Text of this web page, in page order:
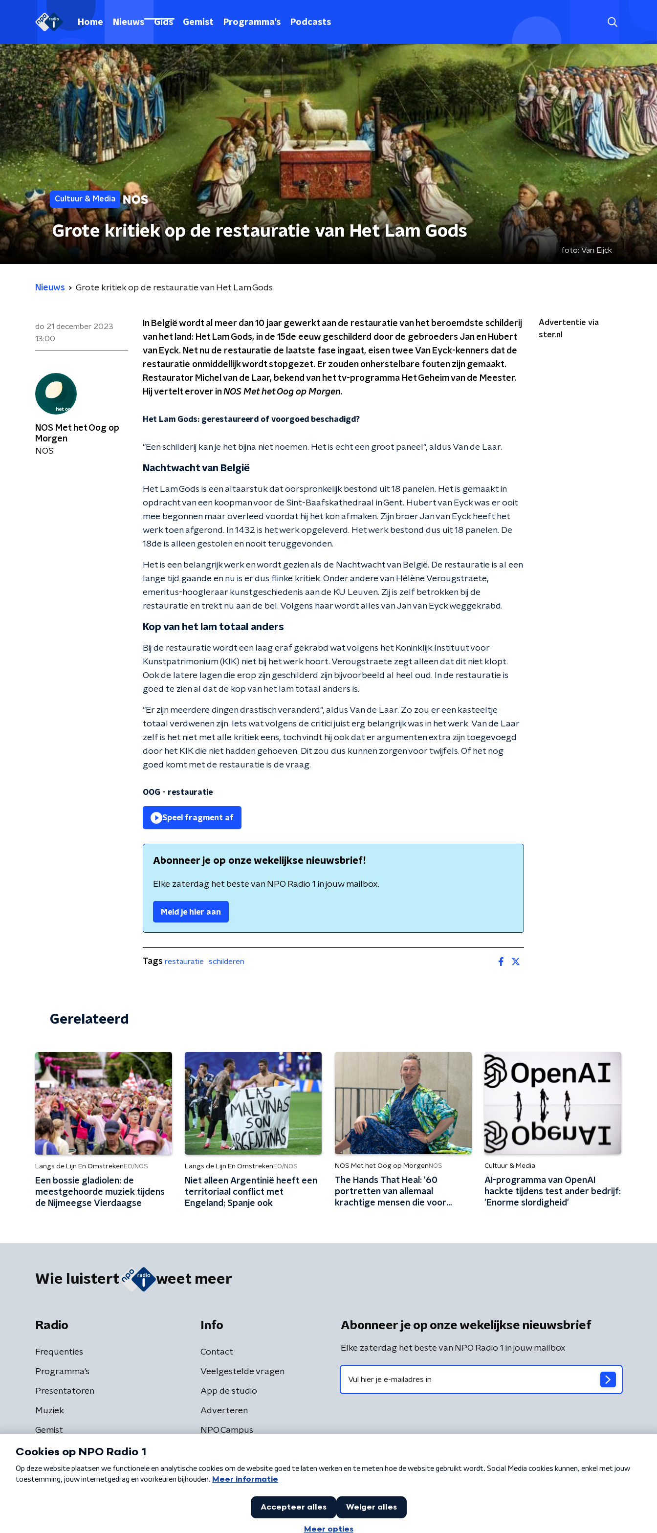
Home Nieuws Gids Gemist Programma's Podcasts
Cultuur & Media
Grote kritiek op de restauratie van Het Lam Gods
foto: Van Eijck
Nieuws Grote kritiek op de restauratie van Het Lam Gods
do 21 december 2023
13:00
In België wordt al meer dan 10 jaar gewerkt aan de restauratie van het beroemdste schilderij
van het land: Het Lam Gods, in de 15de eeuw geschilderd door de gebroeders Jan en Hubert
van Eyck. Net nu de restauratie de laatste fase ingaat, eisen twee Van Eyck-kenners dat de
restauratie onmiddellijk wordt stopgezet. Er zouden onherstelbare fouten zijn gemaakt.
Restaurator Michel van de Laar, bekend van het tv-programma Het Geheim van de Meester.
Hij vertelt erover inNOS Met het Oog op Morgen.
Het Lam Gods: gerestaureerd of voorgoed beschadigd?
"Een schilderij kan je het bijna niet noemen. Het is echt een groot paneel", aldus Van de Laar.
Nachtwacht van België
Het Lam Gods is een altaarstuk dat oorspronkelijk bestond uit 18 panelen. Het is gemaakt in
opdracht van een koopman voor de Sint-Baafskathedraal in Gent. Hubert van Eyck was er ooit
mee begonnen maar overleed voordat hij het kon afmaken. Zijn broer Jan van Eyck heeft het
werk toen afgerond. In 1432 is het werk opgeleverd. Het werk bestond dus uit 18 panelen. De
18de is alleen gestolen en nooit teruggevonden.
Het is een belangrijk werk en wordt gezien als de Nachtwacht van België. De restauratie is al een
lange tijd gaande en nu is er dus flinke kritiek. Onder andere van Hélène Verougstraete,
emeritus-hoogleraar kunstgeschiedenis aan de KU Leuven. Zij is zelf betrokken bij de
restauratie en trekt nu aan de bel. Volgens haar wordt alles van Jan van Eyck weggekrabd.
Kop van het lam totaal anders
Bij de restauratie wordt een laag eraf gekrabd wat volgens het Koninklijk Instituut voor
Kunstpatrimonium (KIK) niet bij het werk hoort. Verougstraete zegt alleen dat dit niet klopt.
Ook de latere lagen die erop zijn geschilderd zijn bijvoorbeeld al heel oud. In de restauratie is
goed te zien al dat de kop van het lam totaal anders is.
"Er zijn meerdere dingen drastisch veranderd", aldus Van de Laar. Zo zou er een kasteeltje
totaal verdwenen zijn. Iets wat volgens de critici juist erg belangrijk was in het werk. Van de Laar
zelf is het niet met alle kritiek eens, toch vindt hij ook dat er argumenten extra zijn toegevoegd
door het KIK die niet hadden gehoeven. Dit zou dus kunnen zorgen voor twijfels. Of het nog
goed komt met de restauratie is de vraag.
OOG - restauratie
Speel fragment af
Abonneer je op onze wekelijkse nieuwsbrief!
Elke zaterdag het beste van NPO Radio 1 in jouw mailbox.
Meld je hier aan
Advertentie via
ster.nl
NOS Met het Oog op
Morgen
NOS
Tags restauratie schilderen
Gerelateerd
Langs de Lijn En Omstreken EO/NOS
Een bossie gladiolen: de
meestgehoorde muziek tijdens
de Nijmeegse Vierdaagse
Langs de Lijn En Omstreken EO/NOS
Niet alleen Argentinië heeft een
territoriaal conflict met
Engeland; Spanje ook
NOS Met het Oog op Morgen NOS
The Hands That Heal: '60
portretten van allemaal
krachtige mensen die voor
Cultuur & Media
AI-programma van OpenAI
hackte tijdens test ander bedrijf:
'Enorme slordigheid'
Wie luistert weet meer
Radio
Frequenties
Programma's
Presentatoren
Muziek
Gemist
Info
Contact
Veelgestelde vragen
App de studio
Adverteren
NPO Campus
Abonneer je op onze wekelijkse nieuwsbrief
Elke zaterdag het beste van NPO Radio 1 in jouw mailbox
Algemene voorwaarden Privacybeleid